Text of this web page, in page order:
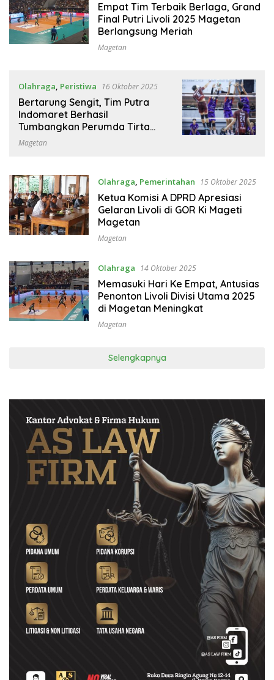
Empat Tim Terbaik Berlaga, Grand
Final Putri Livoli 2025 Magetan
Berlangsung Meriah
Magetan
Olahraga, Peristiwa 16 Oktober 2025
Bertarung Sengit, Tim Putra
Indomaret Berhasil
Tumbangkan Perumda Tirta
Bhagasasi 3-1
Magetan
Olahraga, Pemerintahan 15 Oktober 2025
Ketua Komisi A DPRD Apresiasi
Gelaran Livoli di GOR Ki Mageti
Magetan
Magetan
Olahraga 14 Oktober 2025
Memasuki Hari Ke Empat, Antusias
Penonton Livoli Divisi Utama 2025
di Magetan Meningkat
Magetan
Selengkapnya